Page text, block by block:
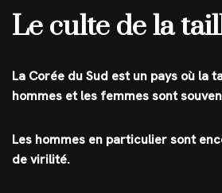
Le culte de la
La Corée du Sud est un pays où la
hommes et les femmes sont
Les hommes en particulier sont
de virilité.